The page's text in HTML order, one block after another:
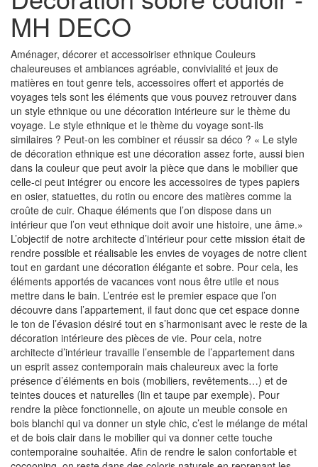
MH DECO
Aménager, décorer et accessoiriser ethnique Couleurs
chaleureuses et ambiances agréable, convivialité et jeux de
matières en tout genre tels, accessoires offert et apportés de
voyages tels sont les éléments que vous pouvez retrouver dans
un style ethnique ou une décoration intérieure sur le thème du
voyage. Le style ethnique et le thème du voyage sont-ils
similaires ? Peut-on les combiner et réussir sa déco ? « Le style
de décoration ethnique est une décoration assez forte, aussi bien
dans la couleur que peut avoir la pièce que dans le mobilier que
celle-ci peut intégrer ou encore les accessoires de types papiers
en osier, statuettes, du rotin ou encore des matières comme la
croûte de cuir. Chaque éléments que l’on dispose dans un
intérieur que l’on veut ethnique doit avoir une histoire, une âme.»
L’objectif de notre architecte d’intérieur pour cette mission était de
rendre possible et réalisable les envies de voyages de notre client
tout en gardant une décoration élégante et sobre. Pour cela, les
éléments apportés de vacances vont nous être utile et nous
mettre dans le bain. L’entrée est le premier espace que l’on
découvre dans l’appartement, il faut donc que cet espace donne
le ton de l’évasion désiré tout en s’harmonisant avec le reste de la
décoration intérieure des pièces de vie. Pour cela, notre
architecte d’intérieur travaille l’ensemble de l’appartement dans
un esprit assez contemporain mais chaleureux avec la forte
présence d’éléments en bois (mobiliers, revêtements…) et de
teintes douces et naturelles (lin et taupe par exemple). Pour
rendre la pièce fonctionnelle, on ajoute un meuble console en
bois blanchi qui va donner un style chic, c’est le mélange de métal
et de bois clair dans le mobilier qui va donner cette touche
contemporaine souhaitée. Afin de rendre le salon confortable et